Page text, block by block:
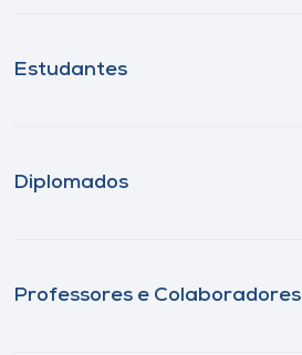
Estudantes
Diplomados
Professores e Colaboradores